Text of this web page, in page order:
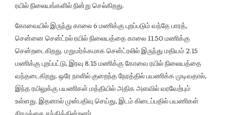
ரயில் நிலையங்களில் நின்று செல்கிறது.
கோவையில் இருந்து காலை 6 மணிக்கு புறப்படும் வந்தே பாரத்,
சென்னை சென்ட்ரல் ரயில் நிலையத்தை காலை 11.50 மணிக்கு
சென்றடைகிறது. மறுமர்க்கமாக சென்ட்ரலில் இருந்து மதியம் 2.15
மணிக்கு புறப்பட்டு, இரவு 8.15 மணிக்கு கோவை ரயில் நிலையத்தை
வந்தடைகிறது. ஒரே நாளில் குறைந்த நேரத்தில் பயணிக்க முடிவதால்,
இந்த ரயிலுக்கு பயணிகள் மத்தியில் அதிக அளவில் வரவேற்பும்
உள்ளது. இதனால் முன்பதிவு செய்து, இடம் கிடைப்பதில் பயணிகள்
சிரமத்தை சந்திக்கின்றனர்.